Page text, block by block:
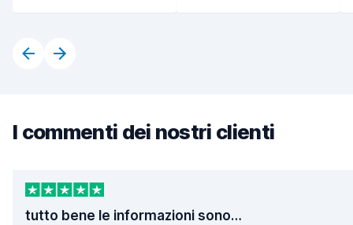
I commenti dei nostri clienti
tutto bene le informazioni sono…